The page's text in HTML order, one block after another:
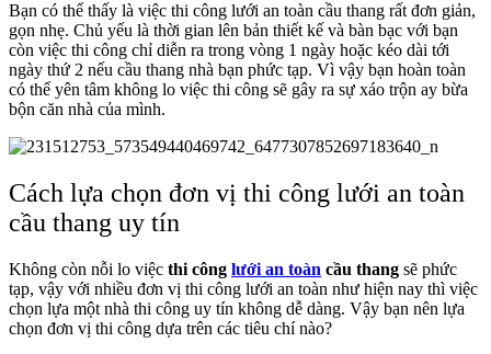
Bạn có thể thấy là việc thi công lưới an toàn cầu thang rất đơn giản,
gọn nhẹ. Chủ yếu là thời gian lên bản thiết kế và bàn bạc với bạn
còn việc thi công chỉ diễn ra trong vòng 1 ngày hoặc kéo dài tới
ngày thứ 2 nếu cầu thang nhà bạn phức tạp. Vì vậy bạn hoàn toàn
có thể yên tâm không lo việc thi công sẽ gây ra sự xáo trộn ay bừa
bộn căn nhà của mình.
Cách lựa chọn đơn vị thi công lưới an toàn
cầu thang uy tín
Không còn nỗi lo việc thi công lưới an toàn cầu thang sẽ phức
tạp, vậy với nhiều đơn vị thi công lưới an toàn như hiện nay thì việc
chọn lựa một nhà thi công uy tín không dễ dàng. Vậy bạn nên lựa
chọn đơn vị thi công dựa trên các tiêu chí nào?